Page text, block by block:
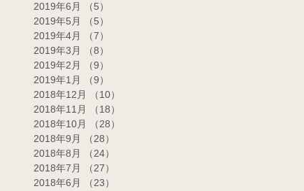
2019年6月
（5）
2019年5月
（5）
2019年4月
（7）
2019年3月
（8）
2019年2月
（9）
2019年1月
（9）
2018年12月
（10）
2018年11月
（18）
2018年10月
（28）
2018年9月
（28）
2018年8月
（24）
2018年7月
（27）
2018年6月
（23）